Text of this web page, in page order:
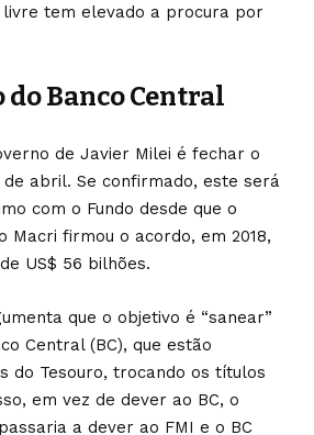
tem elevado a procura por
do Banco Central
de Javier Milei é fechar o
abril. Se confirmado, este será
com o Fundo desde que o
Macri firmou o acordo, em 2018,
US$ 56 bilhões.
que o objetivo é “sanear”
Central (BC), que estão
do Tesouro, trocando os títulos
em vez de dever ao BC, o
a dever ao FMI e o BC